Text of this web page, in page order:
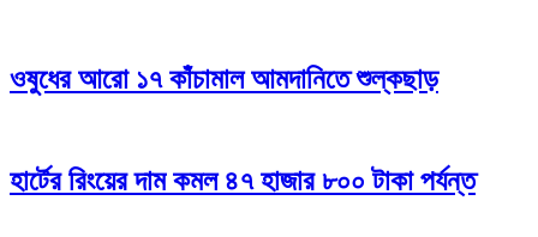
ওষুধের আরো ১৭ কাঁচামাল আমদানিতে শুল্কছাড়
হার্টের রিংয়ের দাম কমল ৪৭ হাজার ৮০০ টাকা পর্যন্ত